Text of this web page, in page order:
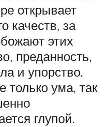
открывает
качеств, за
этих
преданность,
и упорство.
только ума, так
глупой.